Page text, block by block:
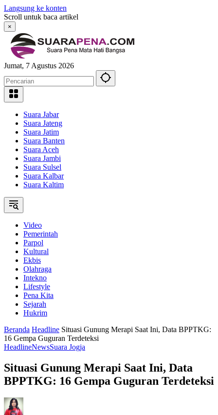
Langsung ke konten
Scroll untuk baca artikel
×
Jumat, 7 Agustus 2026
Suara Jabar
Suara Jateng
Suara Jatim
Suara Banten
Suara Aceh
Suara Jambi
Suara Sulsel
Suara Kalbar
Suara Kaltim
Video
Pemerintah
Parpol
Kultural
Ekbis
Olahraga
Intekno
Lifestyle
Pena Kita
Sejarah
Hukrim
Beranda Headline Situasi Gunung Merapi Saat Ini, Data BPPTKG:
16 Gempa Guguran Terdeteksi
HeadlineNewsSuara Jogja
Situasi Gunung Merapi Saat Ini, Data
BPPTKG: 16 Gempa Guguran Terdeteksi